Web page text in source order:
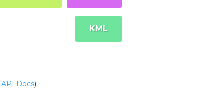
KML
API Docs).